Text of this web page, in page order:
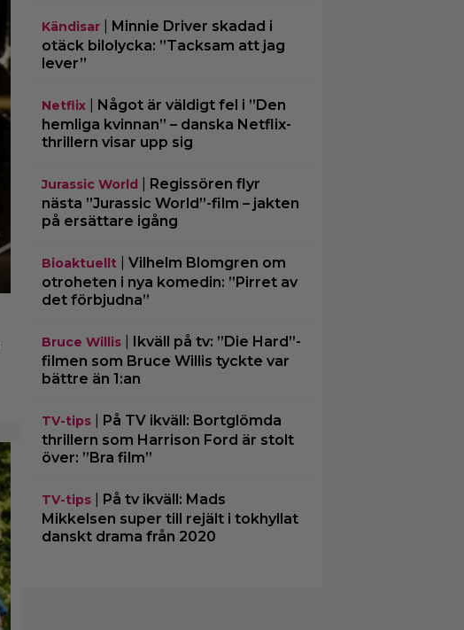
Kändisar| Minnie Driver skadad i
otäck bilolycka: ”Tacksam att jag
lever”
Netflix| Något är väldigt fel i ”Den
hemliga kvinnan” – danska Netflix-
thrillern visar upp sig
Jurassic World
Regissören flyr
nästa ”Jurassic World”-film – jakten
på ersättare igång
Bioaktuellt| Vilhelm Blomgren om
otroheten i nya komedin: ”Pirret av
det förbjudna”
Bruce Willis| Ikväll på tv: ”Die Hard”-
filmen som Bruce Willis tyckte var
bättre än 1:an
TV-tips| På TV ikväll: Bortglömda
thrillern som Harrison Ford är stolt
över: ”Bra film”
TV-tips| På tv ikväll: Mads
Mikkelsen super till rejält i tokhyllat
danskt drama från 2020